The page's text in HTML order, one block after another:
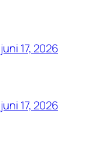
juni 17, 2026
juni 17, 2026